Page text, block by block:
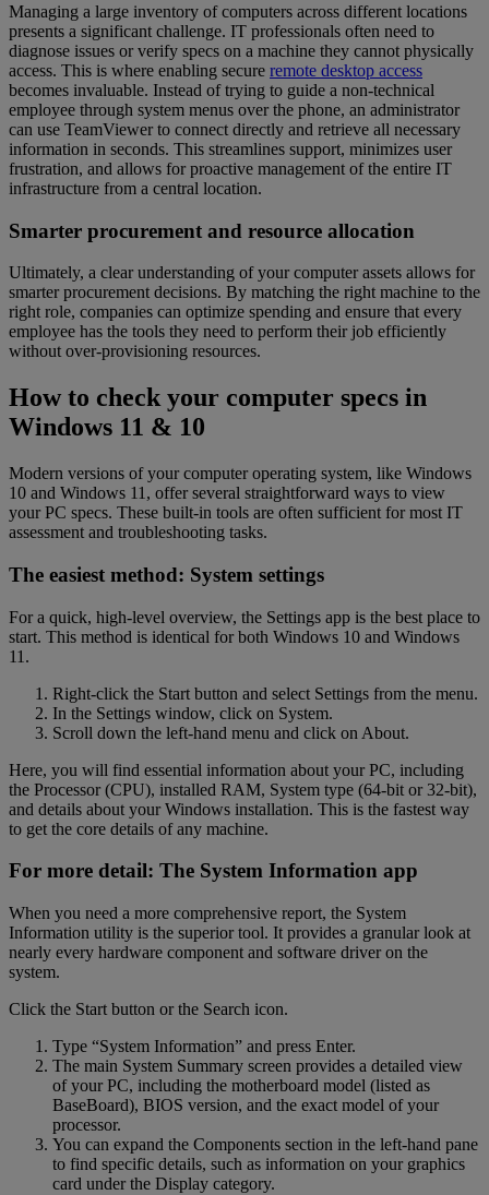
Managing a large inventory of computers across different locations
presents a significant challenge. IT professionals often need to
diagnose issues or verify specs on a machine they cannot physically
access. This is where enabling secure remote desktop access
becomes invaluable. Instead of trying to guide a non-technical
employee through system menus over the phone, an administrator
can use TeamViewer to connect directly and retrieve all necessary
information in seconds. This streamlines support, minimizes user
frustration, and allows for proactive management of the entire IT
infrastructure from a central location.
Smarter procurement and resource allocation
Ultimately, a clear understanding of your computer assets allows for
smarter procurement decisions. By matching the right machine to the
right role, companies can optimize spending and ensure that every
employee has the tools they need to perform their job efficiently
without over-provisioning resources.
How to check your computer specs in
Windows 11 & 10
Modern versions of your computer operating system, like Windows
10 and Windows 11, offer several straightforward ways to view
your PC specs. These built-in tools are often sufficient for most IT
assessment and troubleshooting tasks.
The easiest method: System settings
For a quick, high-level overview, the Settings app is the best place to
start. This method is identical for both Windows 10 and Windows
11.
Right-click the Start button and select Settings from the menu.
In the Settings window, click on System.
Scroll down the left-hand menu and click on About.
Here, you will find essential information about your PC, including
the Processor (CPU), installed RAM, System type (64-bit or 32-bit),
and details about your Windows installation. This is the fastest way
to get the core details of any machine.
For more detail: The System Information app
When you need a more comprehensive report, the System
Information utility is the superior tool. It provides a granular look at
nearly every hardware component and software driver on the
system.
Click the Start button or the Search icon.
Type “System Information” and press Enter.
The main System Summary screen provides a detailed view
of your PC, including the motherboard model (listed as
BaseBoard), BIOS version, and the exact model of your
processor.
You can expand the Components section in the left-hand pane
to find specific details, such as information on your graphics
card under the Display category.